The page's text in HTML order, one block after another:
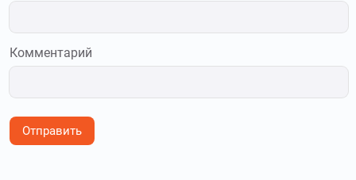
Комментарий
Отправить